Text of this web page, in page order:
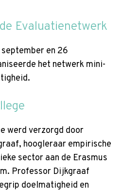
Evaluatienetwerk
en 26
het netwerk mini-
werd verzorgd door
hoogleraar empirische
sector aan de Erasmus
Professor Dijkgraaf
doelmatigheid en